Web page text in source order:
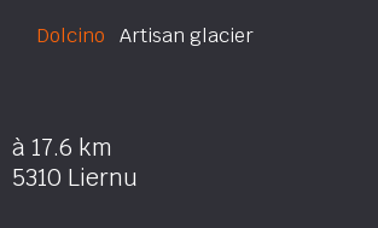
Dolcino Artisan glacier
à 17.6 km
5310 Liernu